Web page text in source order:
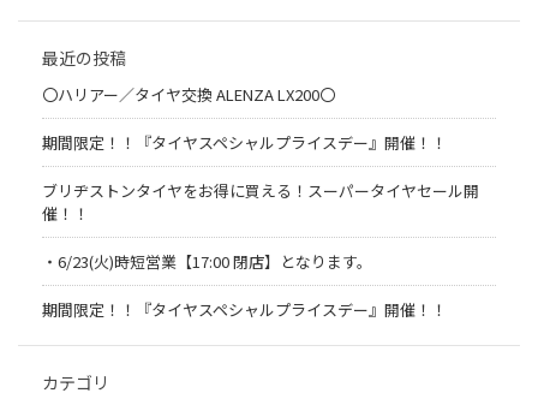
最近の投稿
〇ハリアー／タイヤ交換 ALENZA LX200〇
期間限定！！『タイヤスペシャルプライスデー』開催！！
ブリヂストンタイヤをお得に買える！スーパータイヤセール開
催！！
・6/23(火)時短営業【17:00 閉店】となります。
期間限定！！『タイヤスペシャルプライスデー』開催！！
カテゴリ